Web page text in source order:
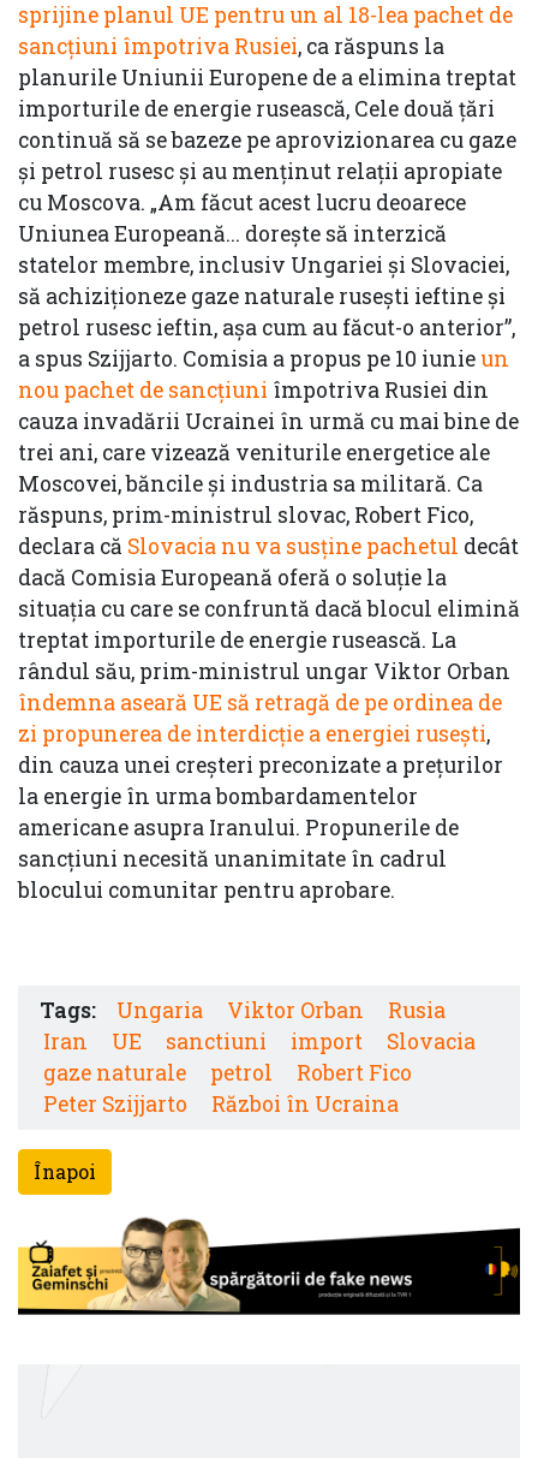
sprijine planul UE pentru un al 18-lea pachet de
sancțiuni împotriva Rusiei, ca răspuns la
planurile Uniunii Europene de a elimina treptat
importurile de energie rusească, Cele două țări
continuă să se bazeze pe aprovizionarea cu gaze
și petrol rusesc și au menținut relații apropiate
cu Moscova. „Am făcut acest lucru deoarece
Uniunea Europeană... dorește să interzică
statelor membre, inclusiv Ungariei și Slovaciei,
să achiziționeze gaze naturale rusești ieftine și
petrol rusesc ieftin, așa cum au făcut-o anterior”,
a spus Szijjarto. Comisia a propus pe 10 iunie un
nou pachet de sancțiuni împotriva Rusiei din
cauza invadării Ucrainei în urmă cu mai bine de
trei ani, care vizează veniturile energetice ale
Moscovei, băncile și industria sa militară. Ca
răspuns, prim-ministrul slovac, Robert Fico,
declara că Slovacia nu va susține pachetul decât
dacă Comisia Europeană oferă o soluție la
situația cu care se confruntă dacă blocul elimină
treptat importurile de energie rusească. La
rândul său, prim-ministrul ungar Viktor Orban
îndemna aseară UE să retragă de pe ordinea de
zi propunerea de interdicție a energiei rusești,
din cauza unei creșteri preconizate a prețurilor
la energie în urma bombardamentelor
americane asupra Iranului. Propunerile de
sancțiuni necesită unanimitate în cadrul
blocului comunitar pentru aprobare.
Tags: Ungaria Viktor Orban
Rusia
Iran
UE sanctiuni import
Slovacia
gaze naturale
petrol
Robert Fico
Peter Szijjarto
Război în Ucraina
Înapoi